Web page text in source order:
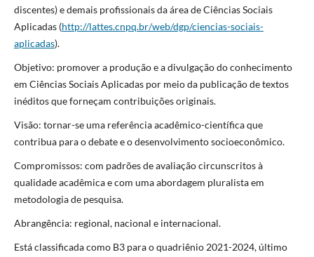
discentes) e demais profissionais da área de Ciências Sociais
Aplicadas (http://lattes.cnpq.br/web/dgp/ciencias-sociais-
aplicadas).
Objetivo: promover a produção e a divulgação do conhecimento
em Ciências Sociais Aplicadas por meio da publicação de textos
inéditos que forneçam contribuições originais.
Visão: tornar-se uma referência acadêmico-científica que
contribua para o debate e o desenvolvimento socioeconômico.
Compromissos: com padrões de avaliação circunscritos à
qualidade acadêmica e com uma abordagem pluralista em
metodologia de pesquisa.
Abrangência: regional, nacional e internacional.
Está classificada como B3 para o quadriênio 2021-2024, último